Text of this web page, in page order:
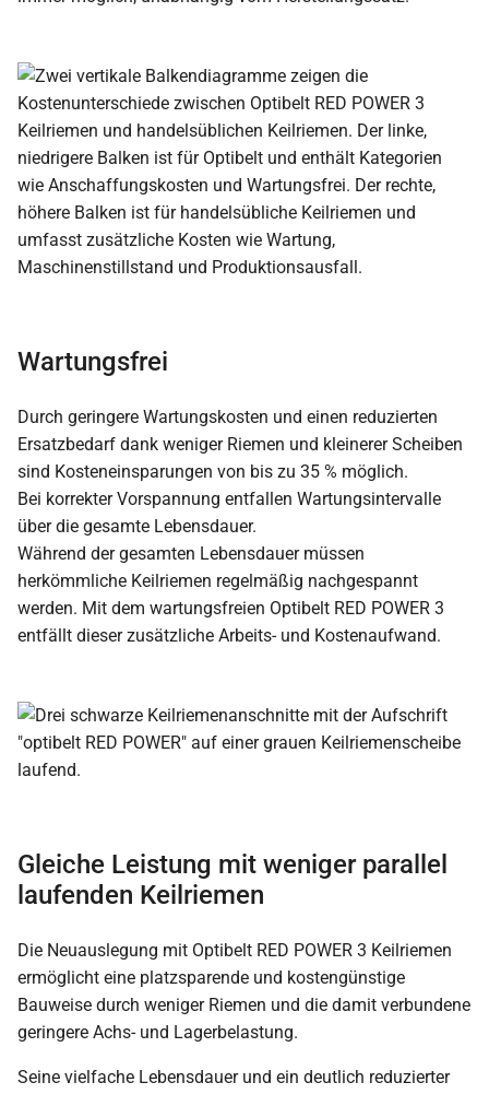
Wartungsfrei
Durch geringere Wartungskosten und einen reduzierten
Ersatzbedarf dank weniger Riemen und kleinerer Scheiben
sind Kosteneinsparungen von bis zu 35 % möglich.
Bei korrekter Vorspannung entfallen Wartungsintervalle
über die gesamte Lebensdauer.
Während der gesamten Lebensdauer müssen
herkömmliche Keilriemen regelmäßig nachgespannt
werden. Mit dem wartungsfreien Optibelt RED POWER 3
entfällt dieser zusätzliche Arbeits- und Kostenaufwand.
Gleiche Leistung mit weniger parallel
laufenden Keilriemen
Die Neuauslegung mit Optibelt RED POWER 3 Keilriemen
ermöglicht eine platzsparende und kostengünstige
Bauweise durch weniger Riemen und die damit verbundene
geringere Achs- und Lagerbelastung.
Seine vielfache Lebensdauer und ein deutlich reduzierter